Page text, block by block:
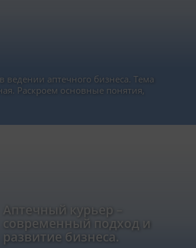
ведении аптечного бизнеса. Тема
Раскроем основные понятия,
Аптечный курьер –
современный подход и
развитие бизнеса.